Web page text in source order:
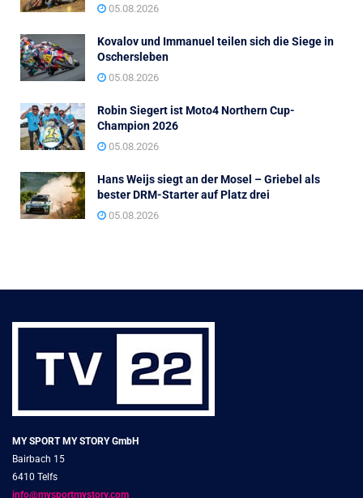
05.08.2026
Kovalov und Immanuel teilen sich die Siege in
Oschersleben
05.08.2026
Robin Siegert ist Moto4 Northern Cup-
Champion 2026
05.08.2026
Hans Weijs siegt an der Mosel – Griebel als
bester DRM-Starter auf Platz drei
05.08.2026
MY SPORT MY STORY GmbH
Bairbach 15
6410 Telfs
info@mysportmystory.com